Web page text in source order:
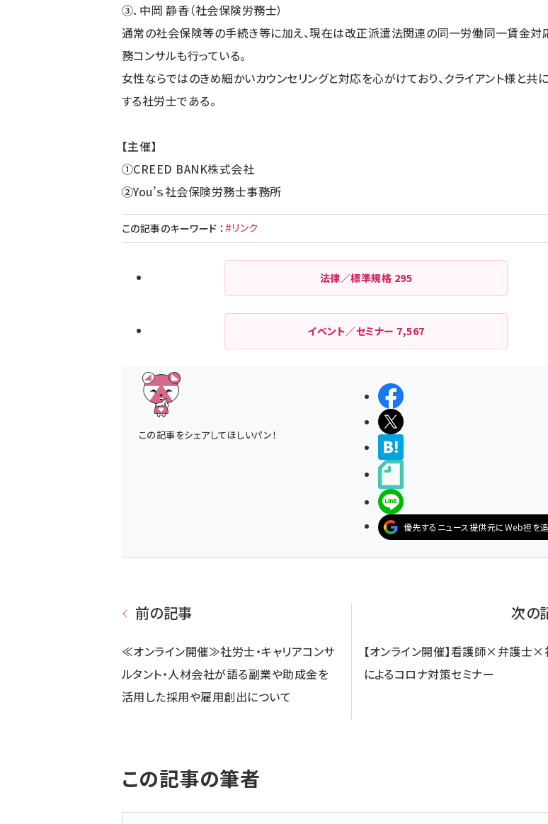
③．中岡 静香（社会保険労務士）
通常の社会保険等の手続き等に加え、現在は改正派遣法関連の同一労働同一賃金対
務コンサルも行っている。
女性ならではのきめ細かいカウンセリングと対応を心がけており、クライアント様と共
する社労士である。
【主催】
①CREED BANK株式会社
②You’ｓ社会保険労務士事務所
この記事のキーワード ： #リンク
法律／標準規格 295
イベント／セミナー 7,567
この記事をシェアしてほしいパン！
シェアする
ポストする
LINEで送る
優先するニュース提供元にWeb担を
前の記事
≪オンライン開催≫社労士・キャリアコンサ
ルタント・人材会社が語る副業や助成金を
活用した採用や雇用創出について
次の
【オンライン開催】看護師×弁護士
によるコロナ対策セミナー
この記事の筆者